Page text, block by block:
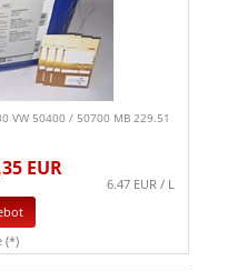
VW 50400 / 50700 MB 229.51
EUR
6.47 EUR / L
(*)